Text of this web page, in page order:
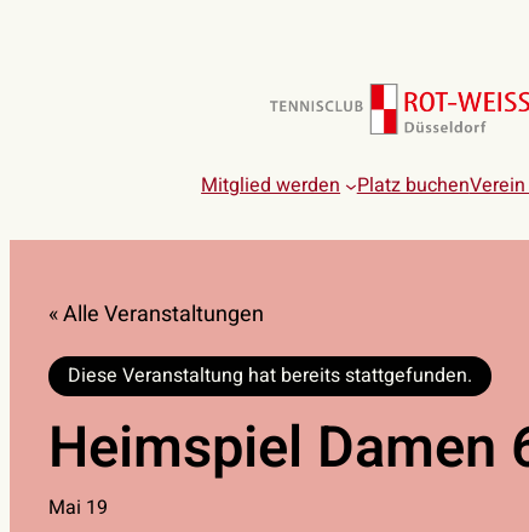
Mitglied werden Platz buchen
« Alle Veranstaltungen
Diese Veranstaltung hat bereits stattgefunden.
Heimspiel Damen
Mai 19